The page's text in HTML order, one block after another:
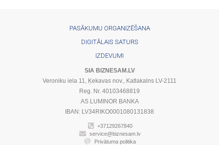
PASĀKUMU ORGANIZĒŠANA
DIGITĀLAIS SATURS
IZDEVUMI
SIA BIZNESAM.LV
Veroniku iela 11, Ķekavas nov., Katlakalns LV-2111
Reg. Nr. 40103468819
AS LUMINOR BANKA
IBAN: LV34RIKO0001080131838
+37129267840
service@biznesam.lv
Privātuma politika